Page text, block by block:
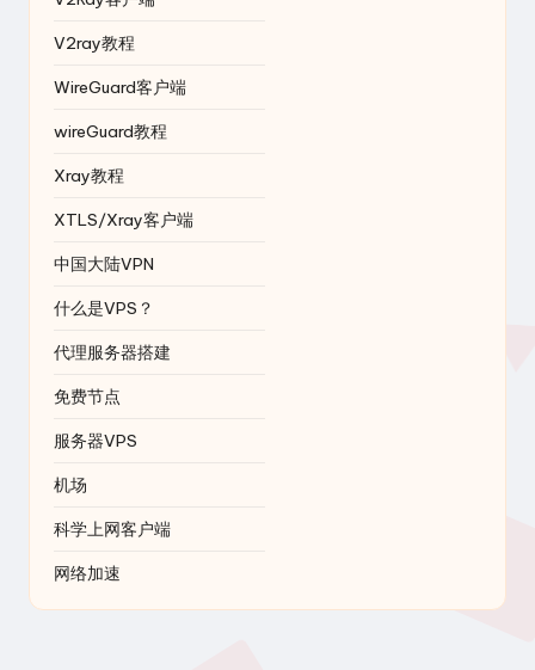
V2ray教程
WireGuard客户端
wireGuard教程
Xray教程
XTLS/Xray客户端
中国大陆VPN
什么是VPS？
代理服务器搭建
免费节点
服务器VPS
机场
科学上网客户端
网络加速